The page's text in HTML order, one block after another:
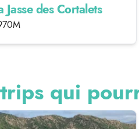
Jasse des Cortalets
qui